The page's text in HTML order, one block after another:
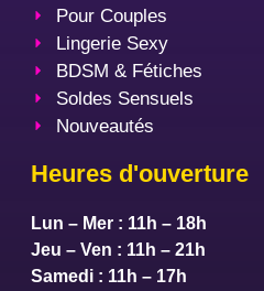
Pour Couples
Lingerie Sexy
BDSM & Fétiches
Soldes Sensuels
Nouveautés
Heures d'ouverture
Lun – Mer : 11h – 18h
Jeu – Ven : 11h – 21h
Samedi : 11h – 17h